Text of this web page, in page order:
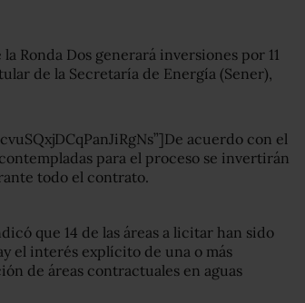
Ronda Dos generará inversiones por 11
de la Secretaría de Energía (Sener),
acuerdo con el
para el proceso se invertirán
todo el contrato.
que 14 de las áreas a licitar han sido
el interés explícito de una o más
de áreas contractuales en aguas